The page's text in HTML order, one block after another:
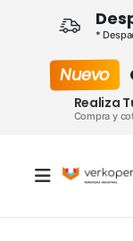
*
Nuevo
Realiza
Compra y